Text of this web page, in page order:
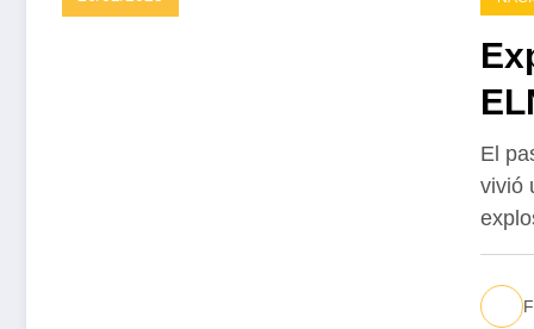
El
vivió